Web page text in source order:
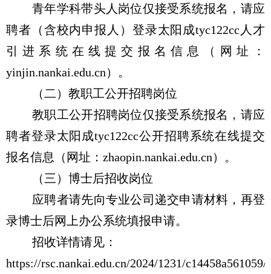
青年学科带头人岗位仅接受系统报名，请应
聘者（含校内申报人）登录太阳成tyc122cc人才
引进系统在线提交报名信息（网址：
yinjin.nankai.edu.cn）。
（二）教职工公开招聘岗位
教职工公开招聘岗位仅接受系统报名，请应
聘者登录太阳成tyc122cc公开招聘系统在线提交
报名信息（网址： zhaopin.nankai.edu.cn）。
（三）博士后招收岗位
应聘者请先向专业公司递交申请材料，再登
录博士后网上办公系统填报申请。
招收详情请见：
https://rsc.nankai.edu.cn/2024/1231/c14458a561059/